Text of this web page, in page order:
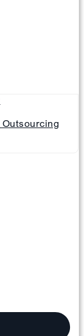
Outsourcing